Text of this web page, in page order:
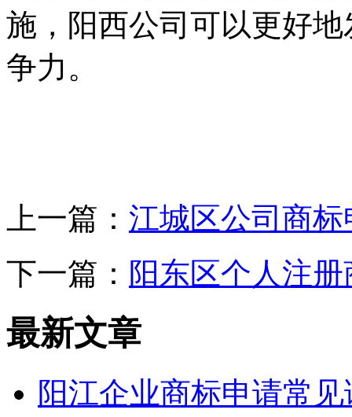
施，阳西公司可以更好
争力。
上一篇： 江城区公司商
下一篇： 阳东区个人注
最新文章
阳江企业商标申请常